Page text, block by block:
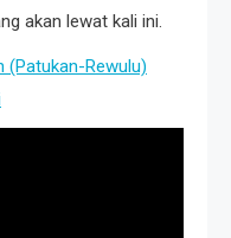
akan lewat kali ini.
(Patukan-Rewulu)